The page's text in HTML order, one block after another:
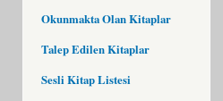
Okunmakta Olan Kitaplar
Talep Edilen Kitaplar
Sesli Kitap Listesi